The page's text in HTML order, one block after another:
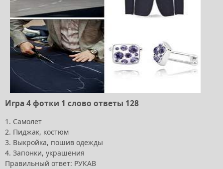
Игра 4 фотки 1 слово ответы 128
1. Самолет
2. Пиджак, костюм
3. Выкройка, пошив одежды
4. Запонки, украшения
Правильный ответ: РУКАВ